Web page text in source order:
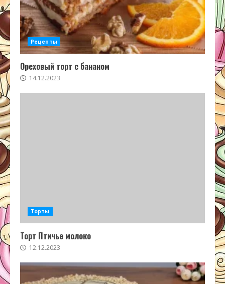
Рецепты
Ореховый торт с бананом
14.12.2023
Торты
Торт Птичье молоко
12.12.2023